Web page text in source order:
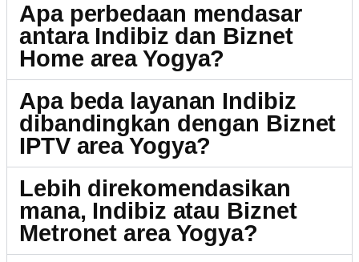
Apa perbedaan mendasar
antara Indibiz dan Biznet
Home area Yogya?
Apa beda layanan Indibiz
dibandingkan dengan Biznet
IPTV area Yogya?
Lebih direkomendasikan
mana, Indibiz atau Biznet
Metronet area Yogya?